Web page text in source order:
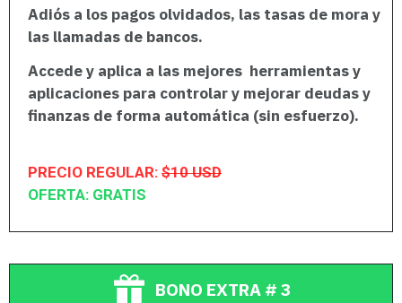
Adiós a los pagos olvidados, las tasas de mora y
las llamadas de bancos.
Accede y aplica a las mejores herramientas y
aplicaciones para controlar y mejorar deudasy
finanzas de forma automática (sin esfuerzo).
PRECIO REGULAR: $10 USD
OFERTA: GRATIS
BONO EXTRA # 3